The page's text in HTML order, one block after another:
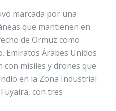
marcada por una
que mantienen en
de Ormuz como
Emiratos Árabes Unidos
con misiles y drones que
en la Zona Industrial
con tres